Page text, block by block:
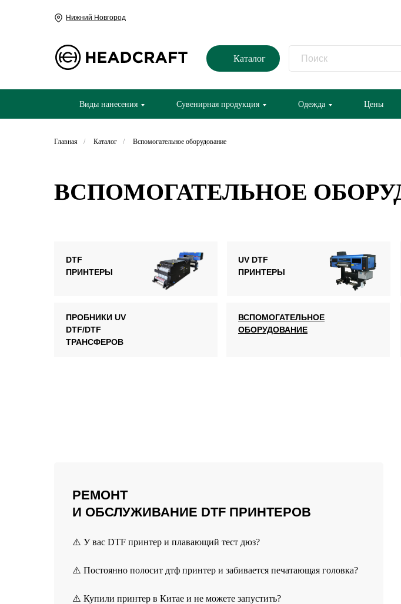
Нижний Новгород
Каталог
Виды нанесения Сувенирная продукция Одежда Цены
Главная / Каталог / Вспомогательное оборудование
ВСПОМОГАТЕЛЬНОЕ
DTF
ПРИНТЕРЫ
ПРОБНИКИ UV
DTF/DTF
ТРАНСФЕРОВ
ВСПОМОГАТЕЛЬНОЕ
ОБОРУДОВАНИЕ
UV DTF
ПРИНТЕРЫ
РЕМОНТ
И ОБСЛУЖИВАНИЕ DTF ПРИНТЕРОВ
⚠️ У вас DTF принтер и плавающий тест дюз?
⚠️ Постоянно полосит дтф принтер и забивается печатающая головка?
⚠️ Купили принтер в Китае и не можете запустить?